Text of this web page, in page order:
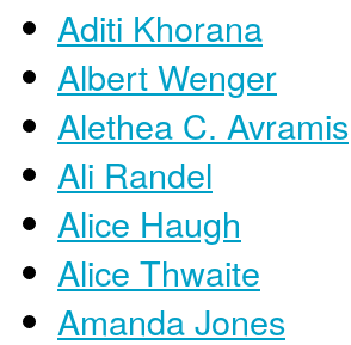
Aditi Khorana
Albert Wenger
Alethea C. Avramis
Ali Randel
Alice Haugh
Alice Thwaite
Amanda Jones